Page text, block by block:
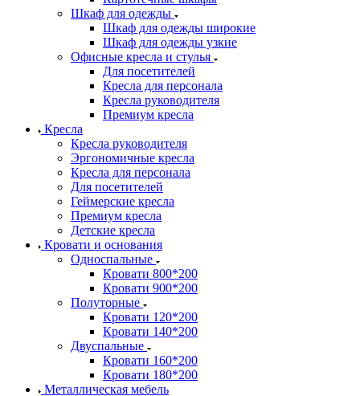
Шкаф для одежды
Шкаф для одежды широкие
Шкаф для одежды узкие
Офисные кресла и стулья
Для посетителей
Кресла для персонала
Кресла руководителя
Премиум кресла
Кресла
Кресла руководителя
Эргономичные кресла
Кресла для персонала
Для посетителей
Геймерские кресла
Премиум кресла
Детские кресла
Кровати и основания
Односпальные
Кровати 800*200
Кровати 900*200
Полуторные
Кровати 120*200
Кровати 140*200
Двуспальные
Кровати 160*200
Кровати 180*200
Металлическая мебель